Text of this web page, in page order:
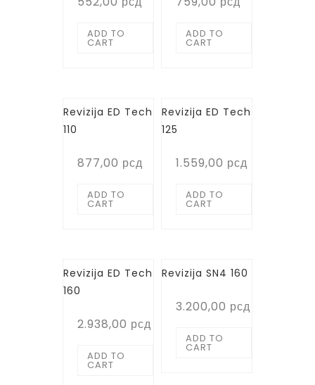
ADD TO
CART
ADD TO
CART
Revizija ED Tech
110
877,00 рсд
ADD TO
CART
Revizija ED Tech
125
1.559,00 рсд
ADD TO
CART
Revizija ED Tech
160
2.938,00 рсд
ADD TO
CART
Revizija SN4 160
3.200,00 рсд
ADD TO
CART